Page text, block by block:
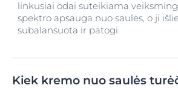
linkusiai odai suteikiama
spektro apsauga nuo saulės, o ji
subalansuota ir patogi.
Kiek kremo nuo saulės